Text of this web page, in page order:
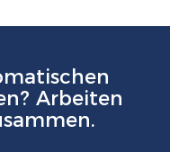
Arbeiten